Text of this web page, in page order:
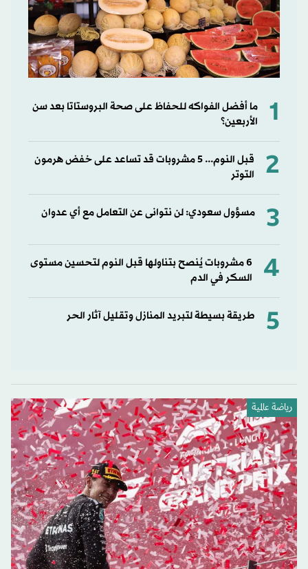
1
ما أفضل الفواكه للحفاظ على صحة البروستاتا بعد سن
الأربعين؟
2
قبل النوم... 5 مشروبات قد تساعد على خفض هرمون
التوتر
3 مسؤول سعودي: لن نتوانى عن التعامل مع أي عدوان
4
6 مشروبات يُنصح بتناولها قبل النوم لتحسين مستوى
السكر في الدم
5 طريقة بسيطة لتبريد المنازل وتقليل آثار الحر
رياضة عالمية